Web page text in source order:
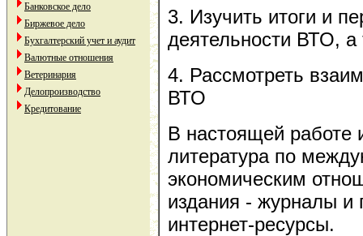
Банковское дело
Биржевое дело
Бухгалтерский учет и аудит
Валютные отношения
Ветеринария
Делопроизводство
Кредитование
3. Изучить итоги и
деятельности ВТО,
4. Рассмотреть
ВТО
В настоящей работе
литература по
экономическим
издания - журналы и
интернет-ресурсы.